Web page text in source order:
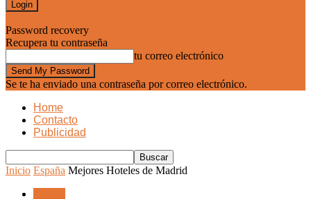
Password recovery
Recupera tu contraseña
tu correo electrónico
Se te ha enviado una contraseña por correo electrónico.
Home
Contacto
Publicidad
Inicio España Mejores Hoteles de Madrid